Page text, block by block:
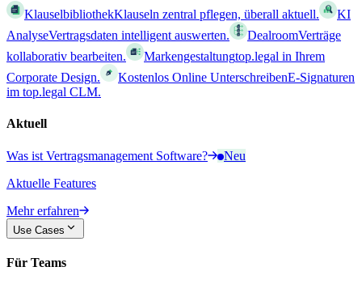
KlauselbibliothekKlauseln zentral pflegen, überall aktuell.
KI
AnalyseVertragsdaten intelligent auswerten. DealroomVerträge
kollaborativ bearbeiten.
Markengestaltungtop.legal in Ihrem
Corporate Design.
Kostenlos Online UnterschreibenE-Signaturen
im top.legal CLM.
Aktuell
Was ist Vertragsmanagement Software?
Neu
Aktuelle Features
Mehr erfahren
Use Cases
Für Teams